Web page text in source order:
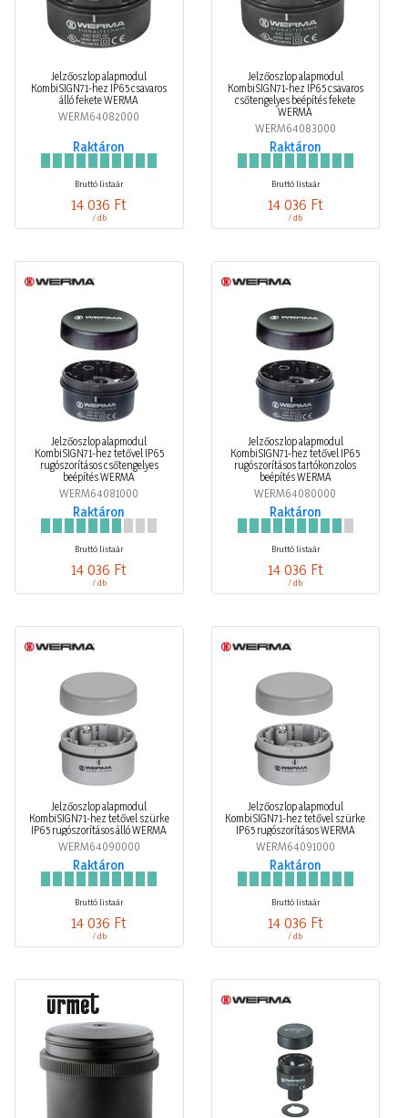
Jelzőoszlop alapmodul
KombiSIGN71-hez IP65 csavaros
álló fekete WERMA
WERM64082000
Raktáron
Bruttó listaár
14 036 Ft
/ db
Jelzőoszlop alapmodul
KombiSIGN71-hez IP65 csavaros
csőtengelyes beépítés fekete
WERMA
WERM64083000
Raktáron
Bruttó listaár
14 036 Ft
/ db
Jelzőoszlop alapmodul
KombiSIGN71-hez tetővel IP65
rugószorításos csőtengelyes
beépítés WERMA
WERM64081000
Raktáron
Bruttó listaár
14 036 Ft
/ db
Jelzőoszlop alapmodul
KombiSIGN71-hez tetővel IP65
rugószorításos tartókonzolos
beépítés WERMA
WERM64080000
Raktáron
Bruttó listaár
14 036 Ft
/ db
Jelzőoszlop alapmodul
KombiSIGN71-hez tetővel szürke
IP65 rugószorításos álló WERMA
WERM64090000
Raktáron
Bruttó listaár
14 036 Ft
/ db
Jelzőoszlop alapmodul
KombiSIGN71-hez tetővel szürke
IP65 rugószorításos WERMA
WERM64091000
Raktáron
Bruttó listaár
14 036 Ft
/ db